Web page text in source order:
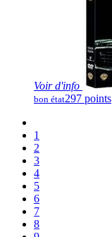
Voir d'info
bon état297 points
1
2
3
4
5
6
7
8